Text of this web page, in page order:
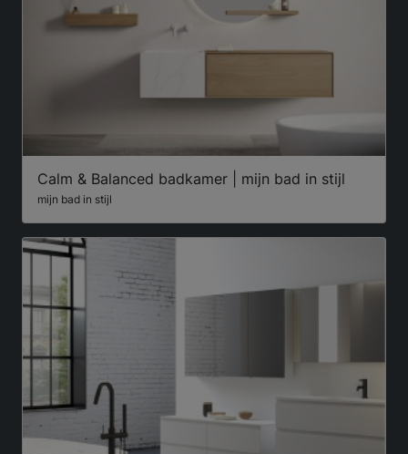
Calm & Balanced badkamer | mijn bad in stijl
mijn bad in stijl